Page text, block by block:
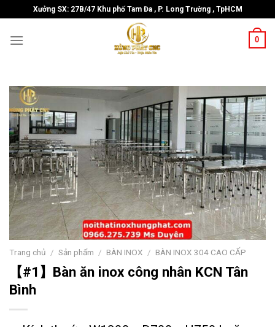
to
content
Xưởng SX: 27B/47 Khu phố Tam Đa , P. Long Trường , TpHCM
0
Trang chủ / Sản phẩm / BÀN INOX / BÀN INOX 304 CAO CẤP
【#1】Bàn ăn inox công nhân KCN Tân
Bình